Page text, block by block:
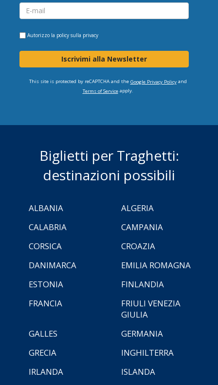
Autorizzo la policy sulla privacy
Iscrivimi alla Newsletter
This site is protected by reCAPTCHA and the Google Privacy Policyand
Terms of Serviceapply.
Biglietti per Traghetti:
destinazioni possibili
ALBANIA
ALGERIA
CALABRIA
CAMPANIA
CORSICA
CROAZIA
DANIMARCA
EMILIA ROMAGNA
ESTONIA
FINLANDIA
FRANCIA
FRIULI VENEZIA
GIULIA
GALLES
GERMANIA
GRECIA
INGHILTERRA
IRLANDA
ISLANDA